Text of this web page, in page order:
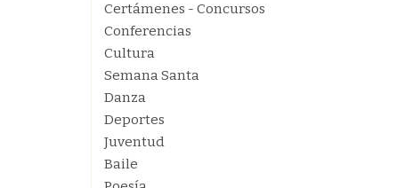
Certámenes - Concursos
Conferencias
Cultura
Semana Santa
Danza
Deportes
Juventud
Baile